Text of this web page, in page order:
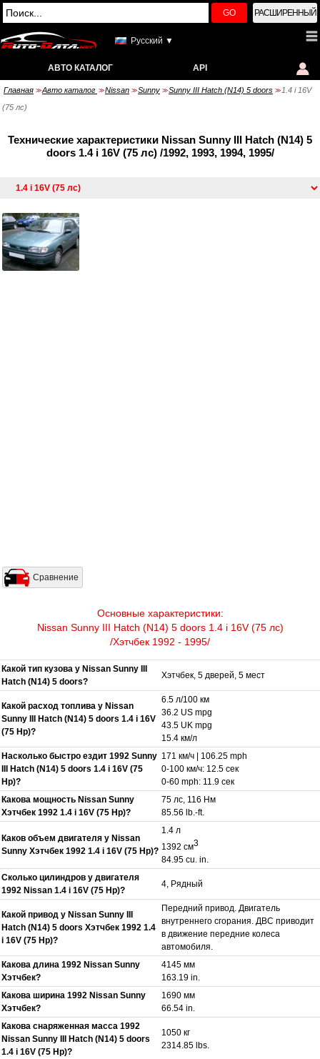
GO РАСШИРЕННЫЙ
Русский ▼
АВТО КАТАЛОГ API
Главная >> Авто каталог >> Nissan >> Sunny >> Sunny III Hatch (N14) 5 doors >> 1.4 i 16V
(75 лс)
Технические характеристики Nissan Sunny III Hatch (N14) 5
doors 1.4 i 16V (75 лс) /1992, 1993, 1994, 1995/
Сравнение
Основные характеристики:
Nissan Sunny III Hatch (N14) 5 doors 1.4 i 16V (75 лс)
/Хэтчбек 1992 - 1995/
Какой тип кузова у Nissan Sunny III
Hatch (N14) 5 doors?
Хэтчбек, 5 дверей, 5 мест
Какой расход топлива у Nissan
Sunny III Hatch (N14) 5 doors 1.4 i 16V
(75 Hp)?
6.5 л/100 км
36.2 US mpg
43.5 UK mpg
15.4 км/л
Насколько быстро ездит 1992 Sunny
III Hatch (N14) 5 doors 1.4 i 16V (75
Hp)?
171 км/ч | 106.25 mph
0-100 км/ч: 12.5 сек
0-60 mph: 11.9 сек
Какова мощность Nissan Sunny
Хэтчбек 1992 1.4 i 16V (75 Hp)?
75 лс, 116 Нм
85.56 lb.-ft.
Каков объем двигателя у Nissan
Sunny Хэтчбек 1992 1.4 i 16V (75 Hp)?
1.4 л
1392 см3
84.95 cu. in.
Сколько цилиндров у двигателя
1992 Nissan 1.4 i 16V (75 Hp)?
4, Рядный
Какой привод у Nissan Sunny III
Hatch (N14) 5 doors Хэтчбек 1992 1.4
i 16V (75 Hp)?
Передний привод. Двигатель
внутреннего сгорания. ДВС приводит
в движение передние колеса
автомобиля.
Какова длина 1992 Nissan Sunny
Хэтчбек?
4145 мм
163.19 in.
Какова ширина 1992 Nissan Sunny
Хэтчбек?
1690 мм
66.54 in.
Какова снаряженная масса 1992
Nissan Sunny III Hatch (N14) 5 doors
1.4 i 16V (75 Hp)?
1050 кг
2314.85 lbs.